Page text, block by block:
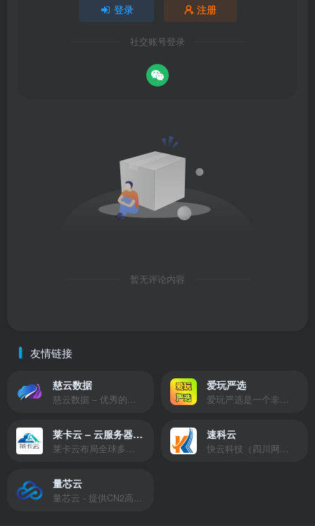
登录 注册
社交账号登录
暂无评论内容
友情链接
慈云数据
慈云数据 – 优秀的云服务器服务商，提供最具有性价比的产品。慈云数据是开发者必不可少的良心云
爱玩严选
爱玩严选是一个非常有保障且性价比极高的虚拟商城，包括但不限于苹果证书、技术指导、会员充值等多种虚拟服务！
莱卡云 – 云服务器提供商
莱卡云布局全球多个地理区域。提供服务有：境外云服务器、国内云服务器、独立服务器、服务器托管、CDN、SSL证书、游戏服务器等业务。
速科云
快云科技（四川网联快云科技有限公司）成立于2021年，主营互联网业务平台服务提供商。公司专注为用户提供低价高性能云计算产品，致力于云计算应用的易用性开发，并引导云计算在国内普及
量芯云
量芯云 - 提供CN2高速香港美国云服务器&专业高防服务器租用等云服务器供应商